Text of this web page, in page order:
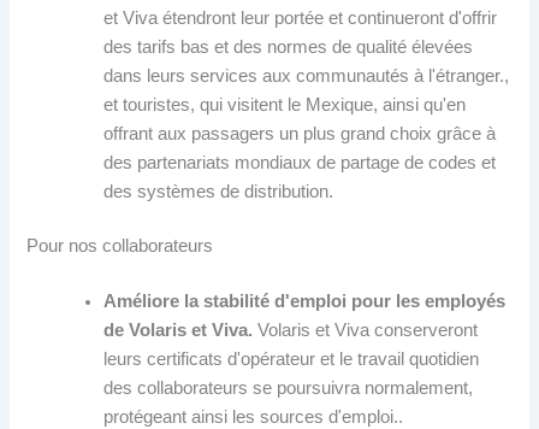
et Viva étendront leur portée et continueront d'offrir
des tarifs bas et des normes de qualité élevées
dans leurs services aux communautés à l'étranger.,
et touristes, qui visitent le Mexique, ainsi qu'en
offrant aux passagers un plus grand choix grâce à
des partenariats mondiaux de partage de codes et
des systèmes de distribution.
Pour nos collaborateurs
Améliore la stabilité d'emploi pour les employés
de Volaris et Viva. Volaris et Viva conserveront
leurs certificats d'opérateur et le travail quotidien
des collaborateurs se poursuivra normalement,
protégeant ainsi les sources d'emploi..